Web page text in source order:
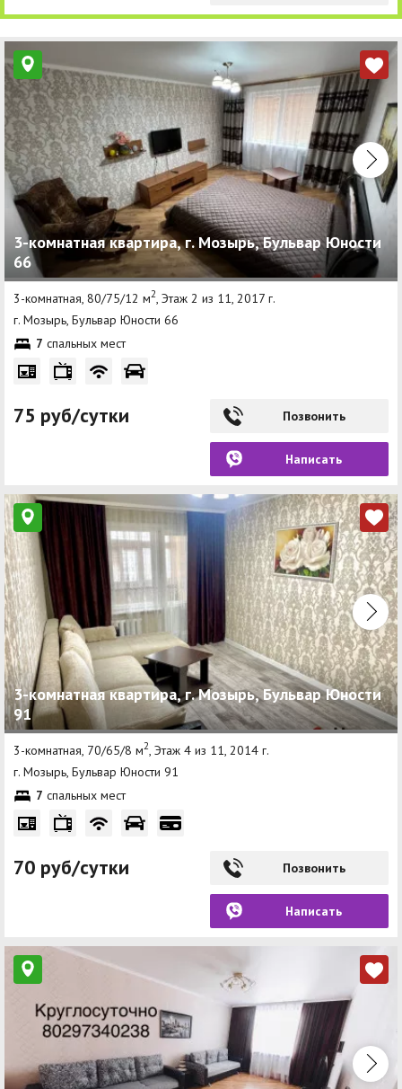
Реклама на сайте
3-комнатная квартира, г. Мозырь, Бульвар Юности
66
3-комнатная, 80/75/12 м2, Этаж 2 из 11, 2017 г.
г. Мозырь, Бульвар Юности 66
7 спальных мест
75 руб/сутки Позвонить
Написать
3-комнатная квартира, г. Мозырь, Бульвар Юности
91
3-комнатная, 70/65/8 м2, Этаж 4 из 11, 2014 г.
г. Мозырь, Бульвар Юности 91
7 спальных мест
70 руб/сутки Позвонить
Написать